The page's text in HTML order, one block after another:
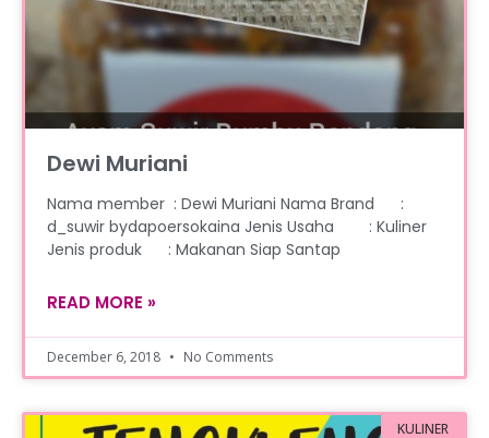
Dewi Muriani
Nama member : Dewi Muriani Nama Brand :
d_suwir bydapoersokaina Jenis Usaha : Kuliner
Jenis produk : Makanan Siap Santap
READ MORE »
December 6, 2018 No Comments
KULINER